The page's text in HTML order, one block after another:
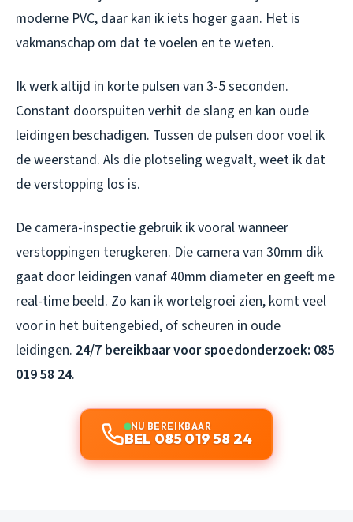
moderne PVC, daar kan ik iets hoger gaan. Het is
vakmanschap om dat te voelen en te weten.
Ik werk altijd in korte pulsen van 3-5 seconden.
Constant doorspuiten verhit de slang en kan oude
leidingen beschadigen. Tussen de pulsen door voel ik
de weerstand. Als die plotseling wegvalt, weet ik dat
de verstopping los is.
De camera-inspectie gebruik ik vooral wanneer
verstoppingen terugkeren. Die camera van 30mm dik
gaat door leidingen vanaf 40mm diameter en geeft me
real-time beeld. Zo kan ik wortelgroei zien, komt veel
voor in het buitengebied, of scheuren in oude
leidingen. 24/7 bereikbaar voor spoedonderzoek: 085
019 58 24.
NU BEREIKBAAR
BEL 085 019 58 24